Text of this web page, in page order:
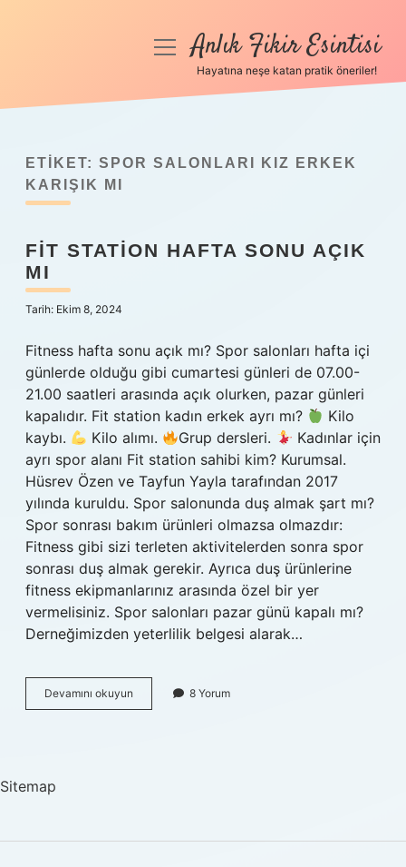
Anasayfa
Yasal Uyarı
menüyüAnlık Fikir Esintisi
Hayatına neşe katan pratik öneriler!
ETIKET: SPOR SALONLARI KIZ ERKEK
KARIŞIK MI
FIT STATION HAFTA SONU AÇIK
MI
Tarih: Ekim 8, 2024
Fitness hafta sonu açık mı? Spor salonları hafta içi
günlerde olduğu gibi cumartesi günleri de 07.00-
21.00 saatleri arasında açık olurken, pazar günleri
kapalıdır. Fit station kadın erkek ayrı mı?
Kilo
kaybı.
Kilo alımı. Grup dersleri.
Kadınlar için
ayrı spor alanı Fit station sahibi kim? Kurumsal.
Hüsrev Özen ve Tayfun Yayla tarafından 2017
yılında kuruldu. Spor salonunda duş almak şart mı?
Spor sonrası bakım ürünleri olmazsa olmazdır:
Fitness gibi sizi terleten aktivitelerden sonra spor
sonrası duş almak gerekir. Ayrıca duş ürünlerine
fitness ekipmanlarınız arasında özel bir yer
vermelisiniz. Spor salonları pazar günü kapalı mı?
Derneğimizden yeterlilik belgesi alarak…
Devamını okuyun
Station
8 Yorum
Sitemap